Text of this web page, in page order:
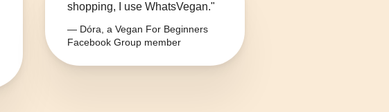
shopping, I use WhatsVegan."
— Dóra, a Vegan For Beginners
Facebook Group member